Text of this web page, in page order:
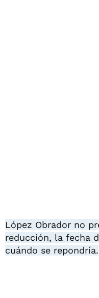
López Obrador no
reducción, la fecha
cuándo se repondría.